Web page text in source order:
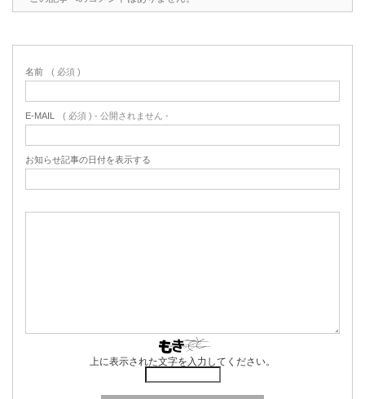
名前 ( 必須 )
E-MAIL ( 必須 ) - 公開されません -
お知らせ記事の日付を表示する
上に表示された文字を入力してください。